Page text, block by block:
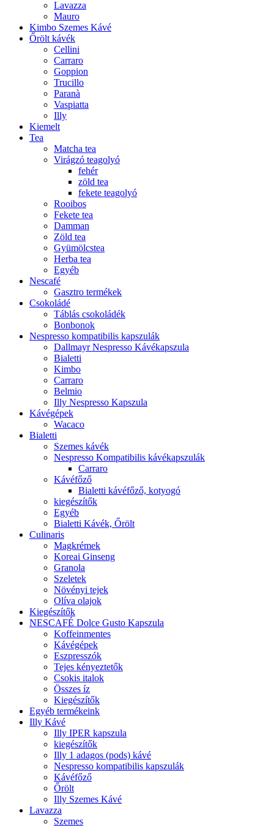
Lavazza
Mauro
Kimbo Szemes Kávé
Őrölt kávék
Cellini
Carraro
Goppion
Trucillo
Paranà
Vaspiatta
Illy
Kiemelt
Tea
Matcha tea
Virágzó teagolyó
fehér
zöld tea
fekete teagolyó
Rooibos
Fekete tea
Damman
Zöld tea
Gyümölcstea
Herba tea
Egyéb
Nescafé
Gasztro termékek
Csokoládé
Táblás csokoládék
Bonbonok
Nespresso kompatibilis kapszulák
Dallmayr Nespresso Kávékapszula
Bialetti
Kimbo
Carraro
Belmio
Illy Nespresso Kapszula
Kávégépek
Wacaco
Bialetti
Szemes kávék
Nespresso Kompatibilis kávékapszulák
Carraro
Kávéfőző
Bialetti kávéfőző, kotyogó
kiegészítők
Egyéb
Bialetti Kávék, Őrölt
Culinaris
Magkrémek
Koreai Ginseng
Granola
Szeletek
Növényi tejek
Olíva olajok
Kiegészítők
NESCAFÉ Dolce Gusto Kapszula
Koffeinmentes
Kávégépek
Eszpresszók
Tejes kényeztetők
Csokis italok
Összes íz
Kiegészítők
Egyéb termékeink
Illy Kávé
Illy IPER kapszula
kiegészítők
Illy 1 adagos (pods) kávé
Nespresso kompatibilis kapszulák
Kávéfőző
Őrölt
Illy Szemes Kávé
Lavazza
Szemes